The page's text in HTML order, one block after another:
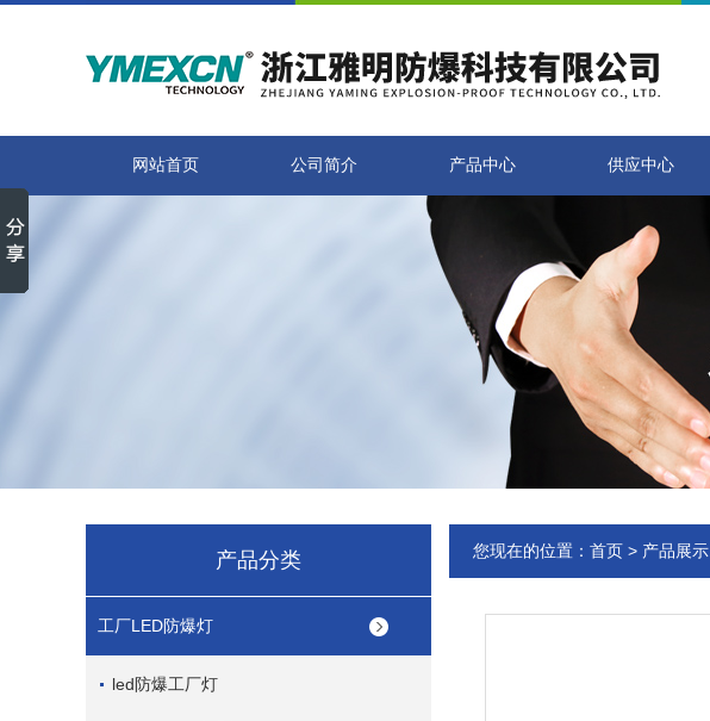
网站首页 公司简介 产品中心 供应中心
产品分类
工厂LED防爆灯
led防爆工厂灯
您现在的位置： 首页 > 产品展示